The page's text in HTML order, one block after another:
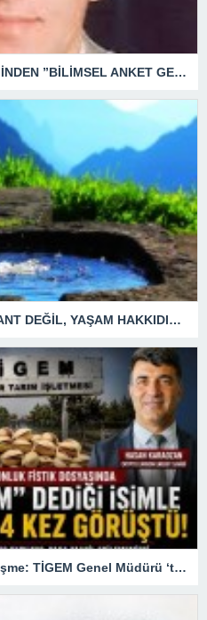
NECDET TOÇUOĞLU KALEMİNDEN ”BİLİMSEL ANKET GERÇEĞİ, SEÇİM ANKETİ BEKLENTİYİ YANSITIR.”
AHMET AKBAY YAZDI ”SU RANT DEĞİL, YAŞAM HAKKIDIR.” SUDA MI İÇMEYELİM ?
Fıstık vurgununda sıcak gelişme: TİGEM Genel Müdürü ‘tanımıyorum’ dediği firari patronla 4 kez görüşmüş